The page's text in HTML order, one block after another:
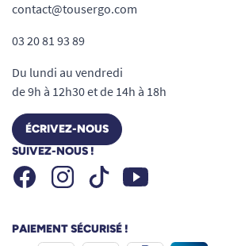
contact@tousergo.com
03 20 81 93 89
Du lundi au vendredi
de 9h à 12h30 et de 14h à 18h
ÉCRIVEZ-NOUS
SUIVEZ-NOUS !
FacebookInstagramTiktok Youtube
PAIEMENT SÉCURISÉ !